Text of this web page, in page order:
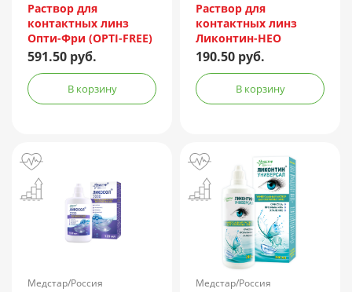
Раствор для
контактных линз
Опти-Фри (OPTI-FREE)
Express 355мл +
контейнер
591.50 руб.
В корзину
Раствор для
контактных линз
Ликонтин-НЕО
Мульти 60мл
190.50 руб.
В корзину
Медстар/Россия Медстар/Россия